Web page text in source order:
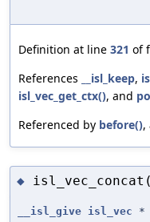
Definition at line 321 of
References
__isl_keep,
isl_vec_get_ctx(), and
Referenced by before(),
◆
__isl_give isl_vec *